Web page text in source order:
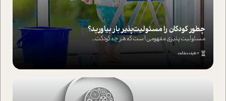
چطور کودکان را مسئولیت‌پذیر بار بیاورید؟
مسئولیت پذیری مفهومی ا ست که هر چه کودکت...
4 دقیقه مطالعه